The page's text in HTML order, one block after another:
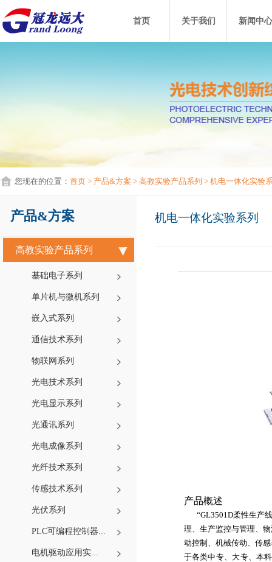
首页 关于我们 新闻中心
您现在的位置： 首页 > 产品&方案 > 高教实验产品系列 > 机电一体化实验
产品&方案
高教实验产品系列
基础电子系列
单片机与微机系列
嵌入式系列
通信技术系列
物联网系列
光电技术系列
光电显示系列
光通讯系列
光电成像系列
光纤技术系列
传感技术系列
光伏系列
PLC可编程控制器...
电机驱动应用实...
机电一体化实验系列
产品概述
“GL3501D柔性生产
理、生产监控与管理、
动控制、机械传动、传
于各类中专、大专、本